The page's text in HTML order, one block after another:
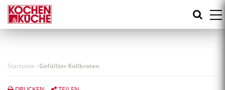
Direkt
zum
Inhalt
Startseite -Gefüllter Rollbraten